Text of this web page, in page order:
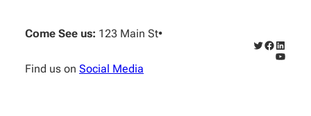
Come See us: 123 Main St•
Find us on Social Media
X Facebook